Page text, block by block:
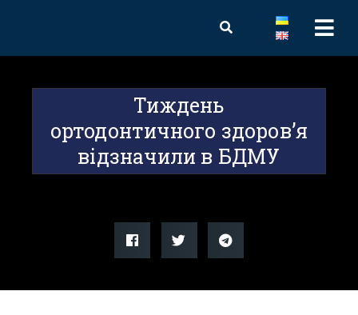
Тиждень
ортодонтичного здоров’я
відзначили в БДМУ